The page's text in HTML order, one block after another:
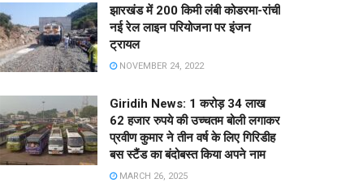
झारखंड में 200 किमी लंबी कोडरमा-रांची
नई रेल लाइन परियोजना पर इंजन
ट्रायल
NOVEMBER 24, 2022
Giridih News: 1 करोड़ 34 लाख
62 हजार रुपये की उच्चतम बोली लगाकर
प्रवीण कुमार ने तीन वर्ष के लिए गिरिडीह
बस स्टैंड का बंदोबस्त किया अपने नाम
MARCH 26, 2025